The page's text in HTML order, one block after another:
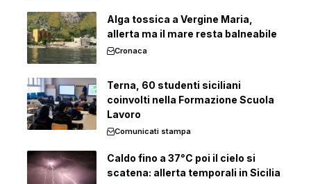
Alga tossica a Vergine Maria,
allerta ma il mare resta balneabile
Cronaca
Terna, 60 studenti siciliani
coinvolti nella Formazione Scuola
Lavoro
Comunicati stampa
Caldo fino a 37°C poi il cielo si
scatena: allerta temporali in Sicilia